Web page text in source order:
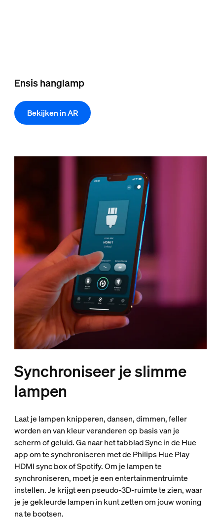
Ensis hanglamp
Bekijken in AR
Synchroniseer je slimme
lampen
Laat je lampen knipperen, dansen, dimmen, feller
worden en van kleur veranderen op basis van je
scherm of geluid. Ga naar het tabblad Sync in de Hue
app om te synchroniseren met de Philips Hue Play
HDMI sync box of Spotify. Om je lampen te
synchroniseren, moet je een entertainmentruimte
instellen. Je krijgt een pseudo-3D-ruimte te zien, waar
je je gekleurde lampen in kunt zetten om jouw woning
na te bootsen.